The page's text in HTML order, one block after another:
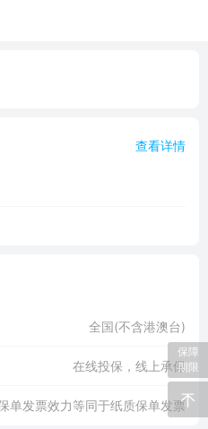
查看详情
全国(不含港澳台)
在线投保，线上承保
单发票效力等同于纸质保单发票
保障
期限